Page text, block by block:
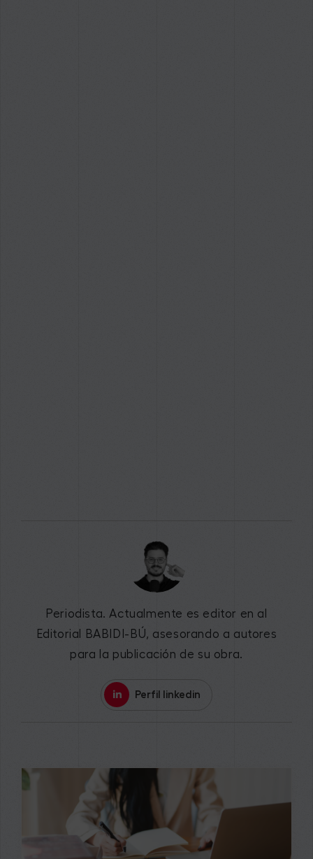
Periodista. Actualmente es editor en al
Editorial BABIDI-BÚ, asesorando a autores
para la publicación de su obra.
Perfil linkedin